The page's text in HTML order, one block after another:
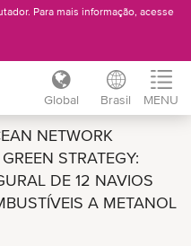
Para mais informação, acesse
Global Brasil MENU
NETWORK
STRATEGY:
DE 12 NAVIOS
A METANOL